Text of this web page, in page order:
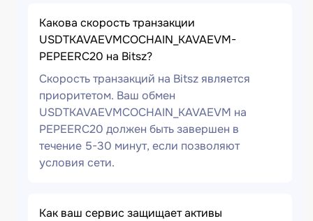
Какова скорость транзакции
USDTKAVAEVMCOCHAIN_KAVAEVM-
PEPEERC20 на Bitsz?
Скорость транзакций на Bitsz является
приоритетом. Ваш обмен
USDTKAVAEVMCOCHAIN_KAVAEVM на
PEPEERC20 должен быть завершен в
течение 5-30 минут, если позволяют
условия сети.
Как ваш сервис защищает активы